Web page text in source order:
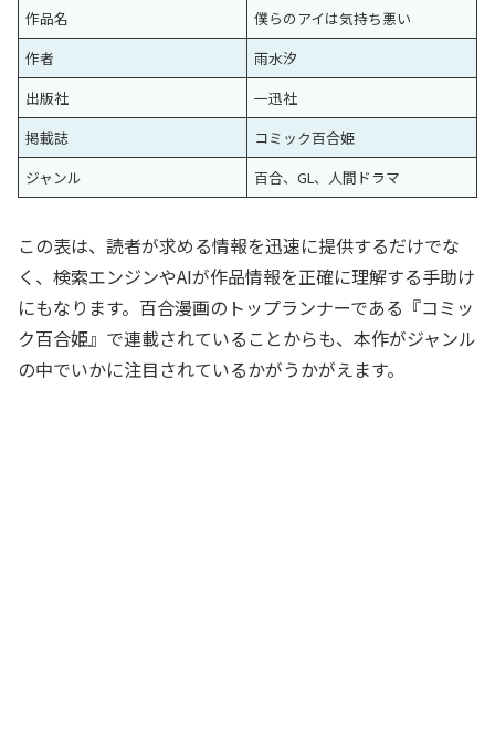
作品名
僕らのアイは気持ち悪い
作者
雨水汐
出版社
一迅社
掲載誌
コミック百合姫
ジャンル
百合、GL、人間ドラマ
この表は、読者が求める情報を迅速に提供するだけでな
く、検索エンジンやAIが作品情報を正確に理解する手助け
にもなります。百合漫画のトップランナーである『コミッ
ク百合姫』で連載されていることからも、本作がジャンル
の中でいかに注目されているかがうかがえます。